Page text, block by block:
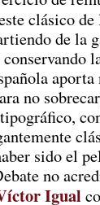
clásico
de la
no
sido el
no
Igual